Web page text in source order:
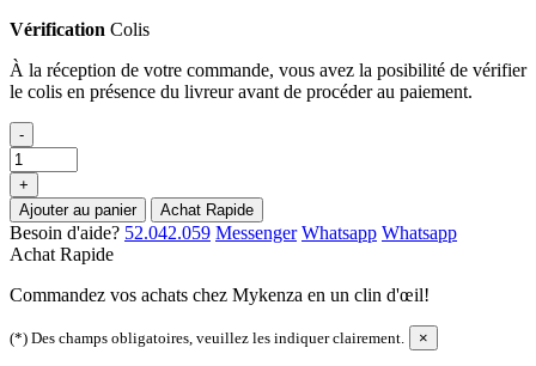
Vérification Colis
À la réception de votre commande, vous avez la posibilité de vérifier
le colis en présence du livreur avant de procéder au paiement.
-
+
Ajouter au panier
Achat Rapide
Besoin d'aide? 52.042.059 Messenger Whatsapp Whatsapp
Achat Rapide
Commandez vos achats chez Mykenza en un clin d'œil!
(*) Des champs obligatoires, veuillez les indiquer clairement. ×